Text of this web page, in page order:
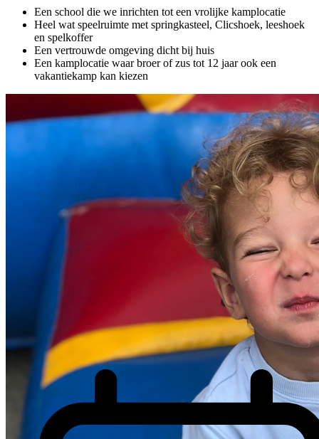
Een school die we inrichten tot een vrolijke kamplocatie
Heel wat speelruimte met springkasteel, Clicshoek, leeshoek
en spelkoffer
Een vertrouwde omgeving dicht bij huis
Een kamplocatie waar broer of zus tot 12 jaar ook een
vakantiekamp kan kiezen